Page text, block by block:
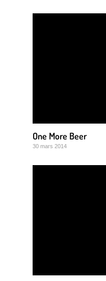
One More Beer
30 mars 2014